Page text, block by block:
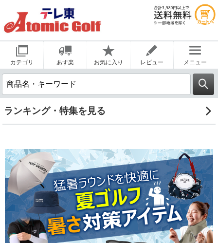
カテゴリ あす楽 お気に入り レビュー メニュー
ランキング・特集を見る